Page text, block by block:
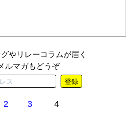
やリレーコラムが届く
ルマガもどうぞ
登録
2 3 4